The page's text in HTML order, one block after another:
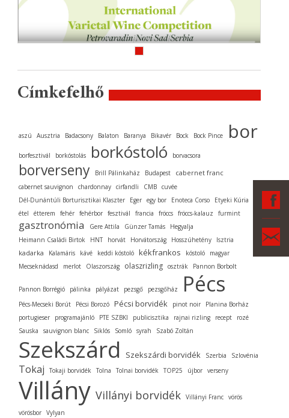
Címkefelhő
aszú Ausztria Badacsony Balaton Baranya Bikavér Bock Bock Pince bor
borfesztivál borkóstolás borkóstoló borvacsora
borverseny Brill Pálinkaház Budapest cabernet franc
cabernet sauvignon chardonnay cirfandli CMB cuvée
Dél-Dunántúli Borturisztikai Klaszter
Eger egy bor Enoteca Corso
Etyeki Kúria
étel
étterem fehér fehérbor fesztivál francia fröccs fröccs-kalauz furmint
gasztronómia Gere Attila Günzer Tamás
Hegyalja
Heimann Családi Birtok
HNT horvát Horvátország Hosszúhetény Isztria
kadarka Kalamáris kávé keddi kóstoló kékfrankos kóstoló
magyar
Mecseknádasd
merlot Olaszország olaszrizling osztrák Pannon Borbolt
Pannon Borrégió pálinka pályázat pezsgő pezsgőház Pécs
Pécs-Mecseki Borút Pécsi Borozó Pécsi borvidék pinot noir
Planina Borház
portugieser
programajánló PTE SZBKI publicisztika rajnai rizling recept
rozé
Sauska
sauvignon blanc Siklós Somló syrah Szabó Zoltán
Szekszárd Szekszárdi borvidék Szerbia Szlovénia
Tokaj Tokaji borvidék Tolna Tolnai borvidék TOP25 újbor verseny
Villány Villányi borvidék Villányi Franc vörös
vörösbor Vylyan